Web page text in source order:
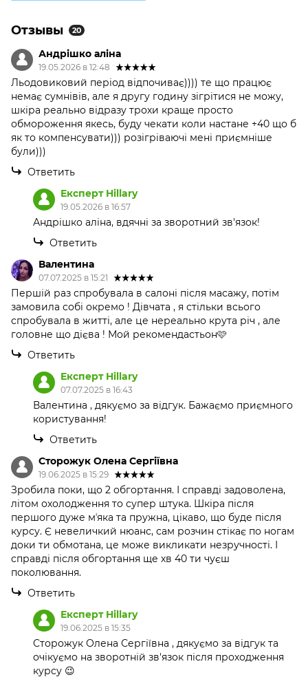
Отзывы 20
Андрішко аліна
19.05.2026 в 12:48
Льодовиковий період відпочиває)))) те що працює
немає сумнівів, але я другу годину зігрітися не можу,
шкіра реально відразу трохи краще просто
обмороження якесь, буду чекати коли настане +40 що б
як то компенсувати))) розігріваючі мені приємніше
були)))
Ответить
Експерт Hillary
19.05.2026 в 16:57
Андрішко аліна, вдячні за зворотний зв'язок!
Ответить
Валентина
07.07.2025 в 15:21
Першій раз спробувала в салоні після масажу, потім
замовила собі окремо ! Дівчата , я стільки всього
спробувала в житті, але це нереально крута річ , але
головне що дієва ! Мой рекомендастьон🩷
Ответить
Експерт Hillary
07.07.2025 в 16:43
Валентина , дякуємо за відгук. Бажаємо приємного
користування!
Ответить
Сторожук Олена Сергіївна
19.06.2025 в 15:29
Зробила поки, що 2 обгортання. І справді задоволена,
літом охолодження то супер штука. Шкіра після
першого дуже мʼяка та пружна, цікаво, що буде після
курсу. Є невеличкий нюанс, сам розчин стікає по ногам
доки ти обмотана, це може викликати незручності. І
справді після обгортання ще хв 40 ти чуєш
поколювання.
Ответить
Експерт Hillary
19.06.2025 в 15:35
Сторожук Олена Сергіївна , дякуємо за відгук та
очікуємо на зворотній зв'язок після проходження
курсу 😉